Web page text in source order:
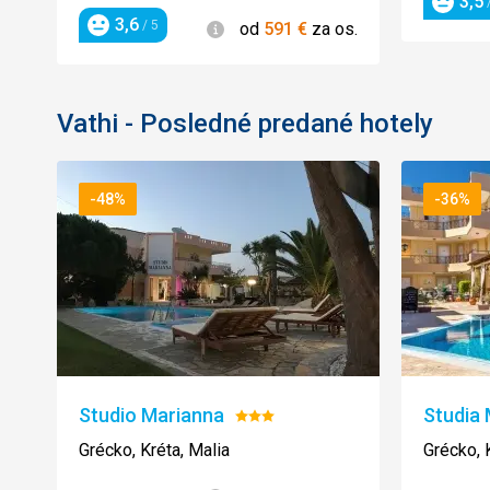
Hodnotenie
3,6 / 5 Informácie
od 591 € za os.
Vathi - Posledné predané hotely
-48%
Studio Marianna Hodnotenie:
Grécko, Kréta, Malia
-36%
Studia
Grécko,